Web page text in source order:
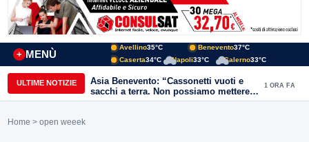
MENÙ
+
Avellino35°C Benevento37°C
Caserta34°C Napoli33°C Salerno33°C
ULTIME NOTIZIE
Asia Benevento: “Cassonetti vuoti e
sacchi a terra. Non possiamo mettere
una toppa alla mancanza di rispetto”
1 ORA FA
Home > open weeek